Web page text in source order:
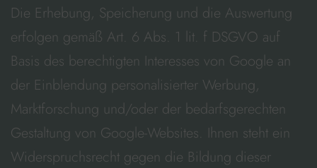
Die Erhebung, Speicherung und die Auswertung
erfolgen gemäß Art. 6 Abs. 1 lit. f DSGVO auf
Basis des berechtigten Interesses von Google an
der Einblendung personalisierter Werbung,
Marktforschung und/oder der bedarfsgerechten
Gestaltung von Google-Websites. Ihnen steht ein
Widerspruchsrecht gegen die Bildung dieser